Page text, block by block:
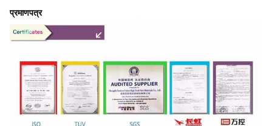
प्रमाणपत्र